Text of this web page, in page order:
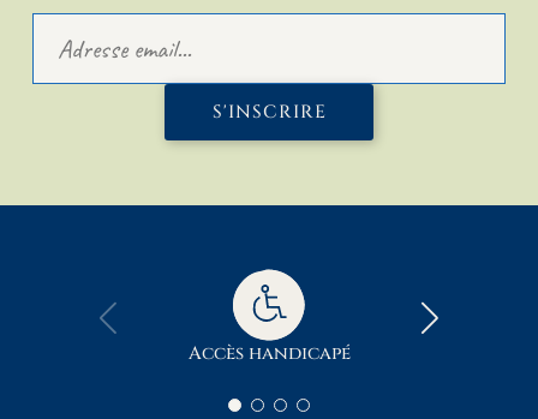
S'INSCRIRE
Accès handicapé